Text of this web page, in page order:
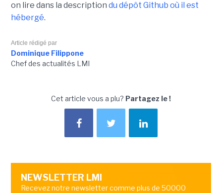
on lire dans la description du dépôt Github où il est
hébergé.
Article rédigé par
Dominique Filippone
Chef des actualités LMI
Cet article vous a plu? Partagez le !
NEWSLETTER LMI
Recevez notre newsletter comme plus de 50000